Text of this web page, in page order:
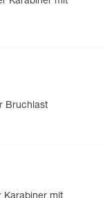
ab dem
Bruchlast